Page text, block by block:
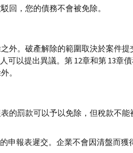
回，您的債務不會被免除。
外。破產解除的範圍取決於案件提
可以提出異議。第 12章和第 13章
。
的罰款可以予以免除，但稅款不能
報表遲交。企業不會因清盤而獲